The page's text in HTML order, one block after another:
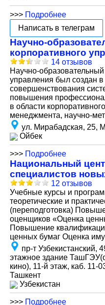
>>> Подробнее
Написать в телеграм
Научно-
корпоративного
14 отзывов
Научно-
управления был создан в
совершенствования
повышения
в области
менеджмента, научно-
ул. Мирабадская, 25,
Ойбек
>>> Подробнее
Национальный
специалистов
12 отзывов
Учебные курсы и
теоретические и
(переподготовка)
оценщиков «Оценка
Повышение
ценных бумаг Оценка
пр-т Узбекистанский,
этажное здание
кино), 11-й этаж, каб. 11-
Ташкент
Узбекистан
>>> Подробнее